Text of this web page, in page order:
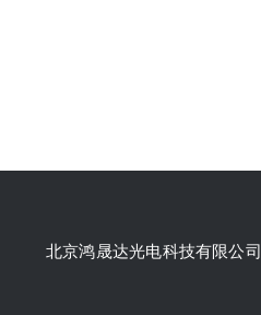
北京鸿晟达光电科技有限公司